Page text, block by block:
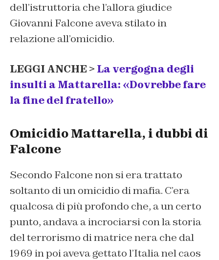
dell’istruttoria che l’allora giudice
Giovanni Falcone aveva stilato in
relazione all’omicidio.
LEGGI ANCHE > La vergogna degli
insulti a Mattarella: «Dovrebbe fare
la fine del fratello»
Omicidio Mattarella, i dubbi di
Falcone
Secondo Falcone non si era trattato
soltanto di un omicidio di mafia. C’era
qualcosa di più profondo che, a un certo
punto, andava a incrociarsi con la storia
del terrorismo di matrice nera che dal
1969 in poi aveva gettato l’Italia nel caos